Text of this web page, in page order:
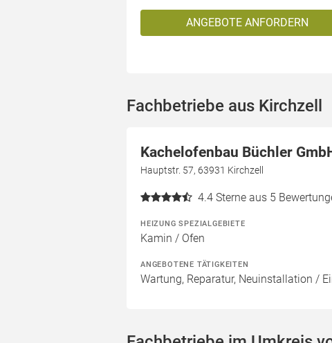
ANGEBOTE ANFORDERN
Fachbetriebe aus Kirchzell
Kachelofenbau Büchler
Hauptstr. 57, 63931 Kirchzell
4.4 Sterne aus 5
HEIZUNG SPEZIALGEBIETE
Kamin / Ofen
ANGEBOTENE TÄTIGKEITEN
Wartung, Reparatur, Neuinstallation /